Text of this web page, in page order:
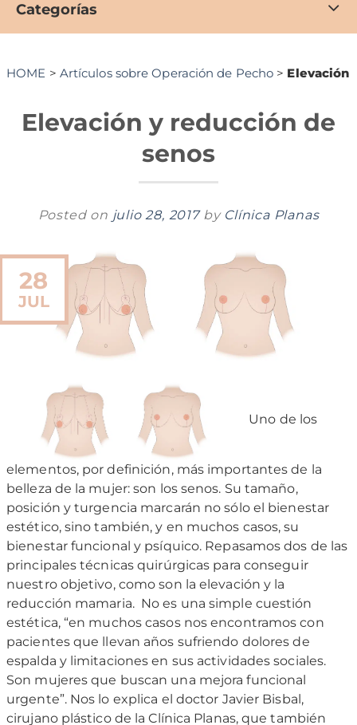
Categorías
HOME > Artículos sobre Operación de Pecho > Elevación
Elevación y reducción de
senos
Posted on julio 28, 2017 by Clínica Planas
28
JUL
Uno de los
elementos, por definición, más importantes de la
belleza de la mujer: son los senos. Su tamaño,
posición y turgencia marcarán no sólo el bienestar
estético, sino también, y en muchos casos, su
bienestar funcional y psíquico. Repasamos dos de las
principales técnicas quirúrgicas para conseguir
nuestro objetivo, como son la elevación y la
reducción mamaria. No es una simple cuestión
estética, “en muchos casos nos encontramos con
pacientes que llevan años sufriendo dolores de
espalda y limitaciones en sus actividades sociales.
Son mujeres que buscan una mejora funcional
urgente”. Nos lo explica el doctor Javier Bisbal,
cirujano plástico de la Clínica Planas, que también